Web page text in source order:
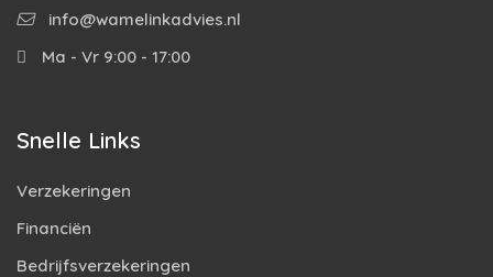
info@wamelinkadvies.nl
Ma - Vr 9:00 - 17:00
Snelle Links
Verzekeringen
Financiën
Bedrijfsverzekeringen